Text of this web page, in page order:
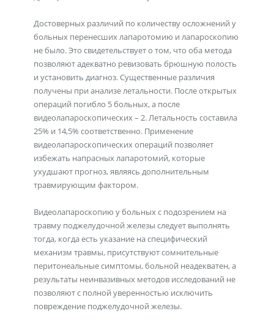
Достоверных различий по количеству осложнений у
больных перенесших лапаротомию и лапароскопию
не было. Это свидетельствует о том, что оба метода
позволяют адекватно ревизовать брюшную полость
и установить диагноз. Существенные различия
получены при анализе летальности. После открытых
операций погибло 5 больных, а после
видеолапароскопических – 2. Летальность составила
25% и 14,5% соответственно. Применение
видеолапароскопических операций позволяет
избежать напрасных лапаротомий, которые
ухудшают прогноз, являясь дополнительным
травмирующим фактором.
Видеолапароскопию у больных с подозрением на
травму поджелудочной железы следует выполнять
тогда, когда есть указание на специфический
механизм травмы, присутствуют сомнительные
перитонеальные симптомы, больной неадекватен, а
результаты неинвазивных методов исследований не
позволяют с полной уверенностью исключить
повреждение поджелудочной железы.